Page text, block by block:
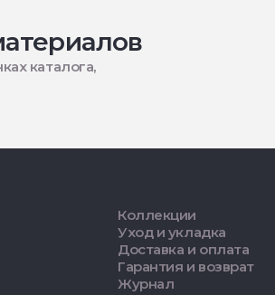
каталога,
Коллекции
Уход и укладка
Доставка и оплата
Гарантия и возврат
Журнал